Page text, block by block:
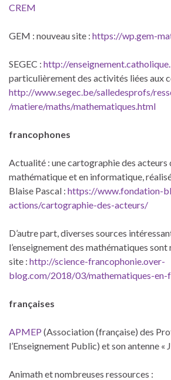
CREM
GEM : nouveau site : https://wp.gem-
SEGEC : http://
particulièrement des activités liées aux
http://www.segec.be/salledesprofs/
/matiere/maths/mathematiques.html
francophones
Actualité : une cartographie des acteurs
mathématique et en informatique,
Blaise Pascal : https://www.fondation-
actions/cartographie-des-acteurs/
D’autre part, diverses sources
l’enseignement des mathématiques
site : http://science-francophonie.over-
blog.com/2018/03/mathematiques-en-
françaises
APMEP (Association (française) des
l’Enseignement Public) et son antenne «
Animath et nombreuses ressources :